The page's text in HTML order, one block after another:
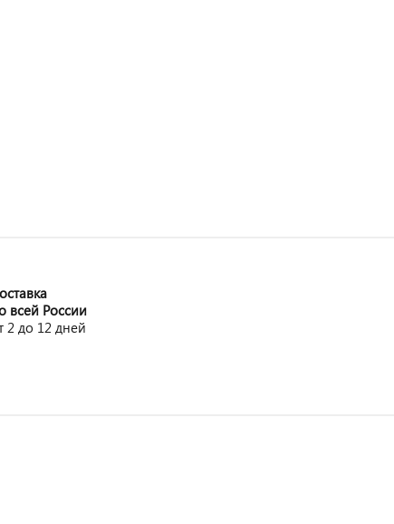
всей России
2 до 12 дней